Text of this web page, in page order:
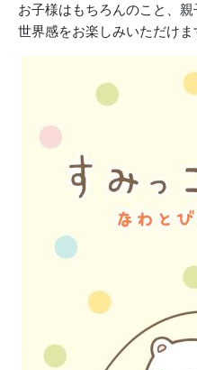
お子様はもちろんのこと、
世界感をお楽しみいただけま